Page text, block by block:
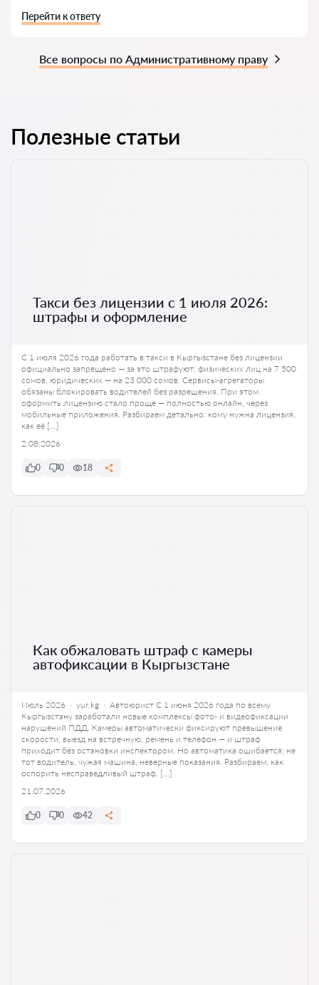
Перейти к ответу
Все вопросы по Административному праву
Полезные статьи
Такси без лицензии с 1 июля 2026:
штрафы и оформление
С 1 июля 2026 года работать в такси в Кыргызстане без лицензии
официально запрещено — за это штрафуют: физических лиц на 7 500
сомов, юридических — на 23 000 сомов. Сервисы-агрегаторы
обязаны блокировать водителей без разрешения. При этом
оформить лицензию стало проще — полностью онлайн, через
мобильные приложения. Разбираем детально: кому нужна лицензия,
как её […]
2.08.2026
0 0 18
Как обжаловать штраф с камеры
автофиксации в Кыргызстане
Июль 2026 · yur.kg · Автоюрист С 1 июня 2026 года по всему
Кыргызстану заработали новые комплексы фото- и видеофиксации
нарушений ПДД. Камеры автоматически фиксируют превышение
скорости, выезд на встречную, ремень и телефон — и штраф
приходит без остановки инспектором. Но автоматика ошибается: не
тот водитель, чужая машина, неверные показания. Разбираем, как
оспорить несправедливый штраф. […]
21.07.2026
0 0 42